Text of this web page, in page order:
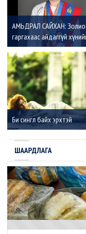
АМЬДРАЛ САЙХАН:
гаргахаас айдаггүй
амжилт үргэлж дагадаг
Би сингл байх эрхтэй
ШААРДЛАГА